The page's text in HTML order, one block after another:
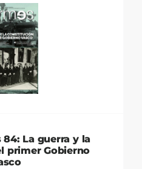
84: La guerra y la
primer Gobierno